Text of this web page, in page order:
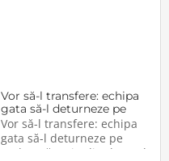
Vor să-l transfere: echipa
gata să-l deturneze pe
Radu Drăgușin din drumul
către Juventus!
Vor să-l transfere: echipa
gata să-l deturneze pe
Radu Drăgușin din drumul